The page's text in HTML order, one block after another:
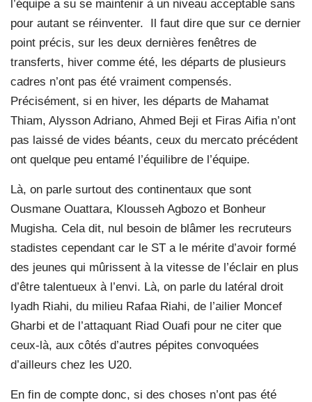
l’équipe a su se maintenir à un niveau acceptable sans
pour autant se réinventer.
Il faut dire que sur ce dernier
point précis, sur les deux dernières fenêtres de
transferts, hiver comme été, les départs de plusieurs
cadres n’ont pas été vraiment compensés.
Précisément, si en hiver, les départs de Mahamat
Thiam, Alysson Adriano, Ahmed Beji et Firas Aifia n’ont
pas laissé de vides béants, ceux du mercato précédent
ont quelque peu entamé l’équilibre de l’équipe.
Là, on parle surtout des continentaux que sont
Ousmane Ouattara, Klousseh Agbozo et Bonheur
Mugisha. Cela dit, nul besoin de blâmer les recruteurs
stadistes cependant car le ST a le mérite d’avoir formé
des jeunes qui mûrissent à la vitesse de l’éclair en plus
d’être talentueux à l’envi. Là, on parle du latéral droit
Iyadh Riahi, du milieu Rafaa Riahi, de l’ailier Moncef
Gharbi et de l’attaquant Riad Ouafi pour ne citer que
ceux-là, aux côtés d’autres pépites convoquées
d’ailleurs chez les U20.
En fin de compte donc, si des choses n’ont pas été